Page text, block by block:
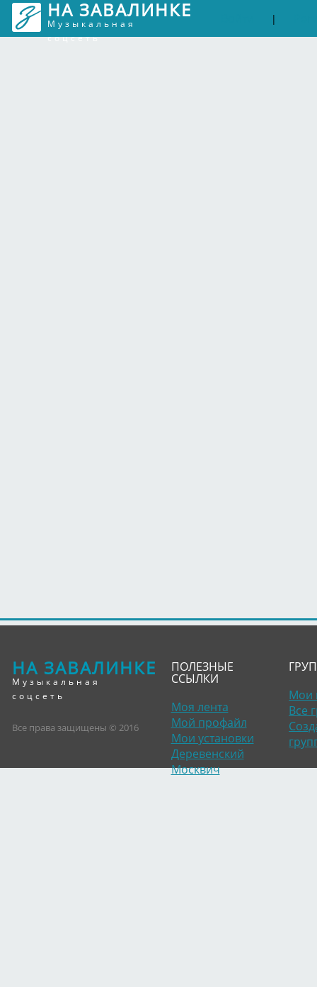
НА ЗАВАЛИНКЕ
Музыкальная
соцсеть
|
НА ЗАВАЛИНКЕ
Музыкальная
соцсеть
Все права защищены © 2016
ПОЛЕЗНЫЕ
ССЫЛКИ
Моя лента
Мой профайл
Мои установки
Деревенский
Москвич
Мои
Все